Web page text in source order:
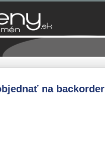
na backorder